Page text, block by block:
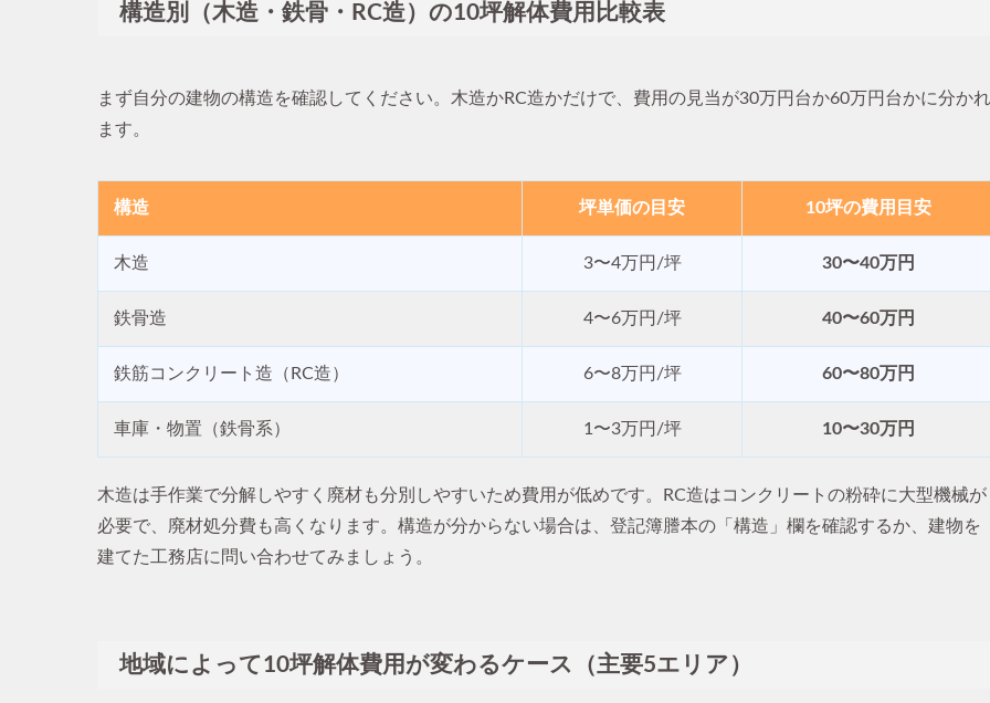
構造別（木造・鉄骨・RC造）の10坪解体費用比較表
まず自分の建物の構造を確認してください。木造かRC造かだけで、費用の見当が30万円台か60万円台かに分かれ
ます。
構造 坪単価の目安 10坪の費用目安
木造 3〜4万円/坪 30〜40万円
鉄骨造 4〜6万円/坪 40〜60万円
鉄筋コンクリート造（RC造） 6〜8万円/坪 60〜80万円
車庫・物置（鉄骨系） 1〜3万円/坪 10〜30万円
木造は手作業で分解しやすく廃材も分別しやすいため費用が低めです。RC造はコンクリートの粉砕に大型機械が
必要で、廃材処分費も高くなります。構造が分からない場合は、登記簿謄本の「構造」欄を確認するか、建物を
建てた工務店に問い合わせてみましょう。
地域によって10坪解体費用が変わるケース（主要5エリア）